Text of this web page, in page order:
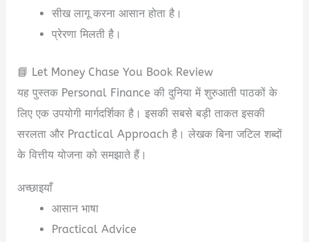
सीख लागू करना आसान होता है।
प्रेरणा मिलती है।
📘 Let Money Chase You Book Review
यह पुस्तक Personal Finance की दुनिया में शुरुआती पाठकों के
लिए एक उपयोगी मार्गदर्शिका है। इसकी सबसे बड़ी ताकत इसकी
सरलता और Practical Approach है। लेखक बिना जटिल शब्दों
के वित्तीय योजना को समझाते हैं।
अच्छाइयाँ
आसान भाषा
Practical Advice